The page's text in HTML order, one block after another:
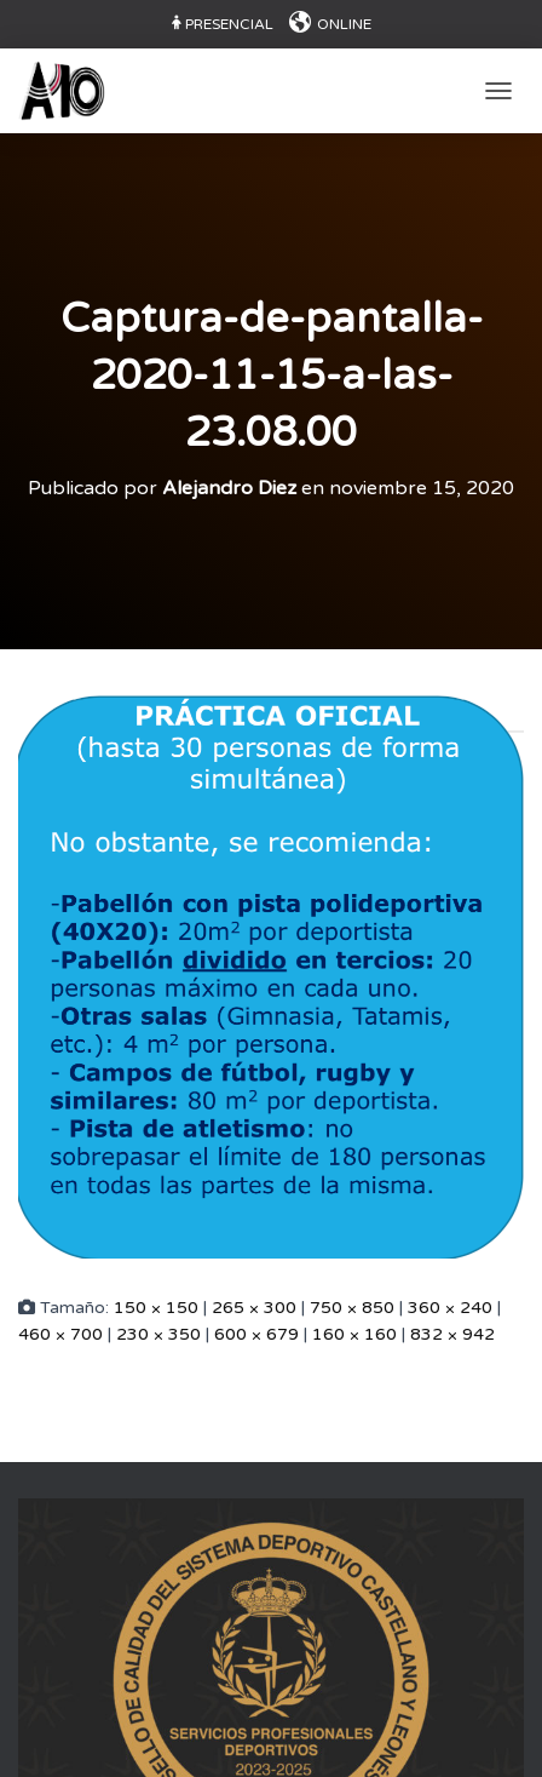
PRESENCIAL ONLINE
Captura-de-pantalla-
2020-11-15-a-las-
23.08.00
Publicado por Alejandro Diezen noviembre 15, 2020
Tamaño: 150 × 150 | 265 × 300 | 750 × 850 | 360 × 240 |
460 × 700 | 230 × 350 | 600 × 679 | 160 × 160 | 832 × 942